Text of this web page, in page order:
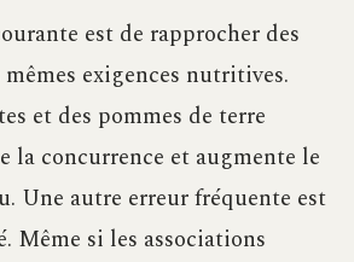
est de rapprocher des
exigences nutritives.
et des pommes de terre
la concurrence et augmente le
Une autre erreur fréquente est
Même si les associations